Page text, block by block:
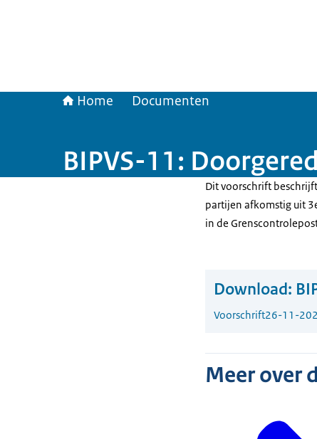
Home Documenten
BIPVS-11:
Dit voorschrift
partijen afkomstig uit
in de
Download:
Voorschrift26-11-
Meer over